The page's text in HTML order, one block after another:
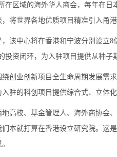
在区域的海外华人商会，每年在
将世界各地优质项目精准引入甬
该中心将在香港和宁波分别设立
投资闭环，为入驻项目提供从种子
创业创新项目全生命周期发展需
驻的科创项目提供综合式、立体化
地高校、基金管理人、海外商协会
本就打算在香港设立研究院。这